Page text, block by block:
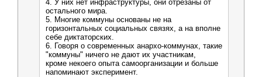
4. У них нет инфраструктуры, они отрезаны от
остального мира.
5. Многие коммуны основаны не на
горизонтальных социальных связях, а на вполне
себе диктаторских.
6. Говоря о современных анархо-коммунах, такие
"коммуны" ничего не дают их участникам,
кроме некоего опыта самоорганизации и больше
напоминают эксперимент.